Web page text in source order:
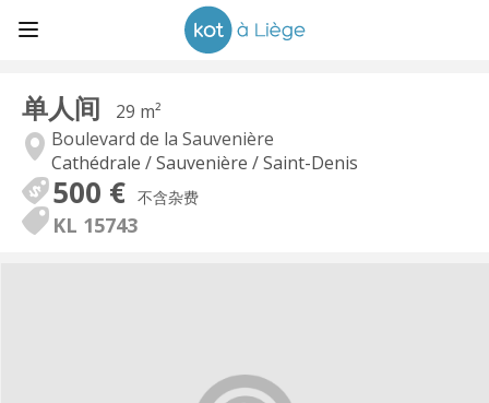
单人间
29 m²
Boulevard de la Sauvenière
Cathédrale / Sauvenière / Saint-Denis
500 € 不含杂费
KL 15743